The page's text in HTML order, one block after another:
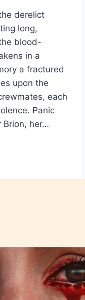
derelict
long,
blood-
in a
a fractured
upon the
each
Panic
Brion, her…